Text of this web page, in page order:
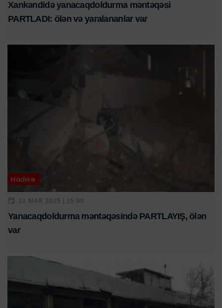
Xankəndidə yanacaqdoldurma məntəqəsi
PARTLADI: ölən və yaralananlar var
Hadisə
31 MAR 2025 | 15:00
Yanacaqdoldurma məntəqəsində PARTLAYIŞ, ölən
var